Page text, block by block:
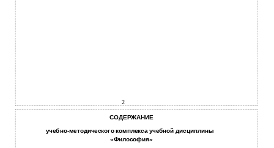
2
СОДЕРЖАНИЕ
учебно-методического комплекса учебной дисциплины
«Философия»